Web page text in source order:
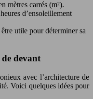
mètres carrés (m²).
d’ensoleillement
utile pour déterminer sa
devant
avec l’architecture de
Voici quelques idées pour